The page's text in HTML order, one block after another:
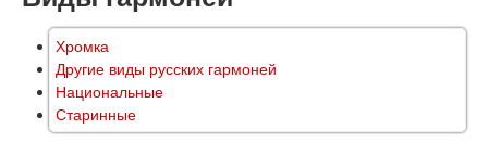
Хромка
Другие виды русских гармоней
Национальные
Старинные